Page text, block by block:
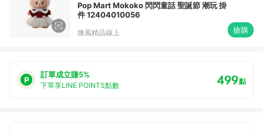
Pop Mart Mokoko 閃閃童話 聖誕節 潮玩 掛
件 12404010056
微風精品線上 搶購
訂單成立賺5%
下單享LINE POINTS點數 499點